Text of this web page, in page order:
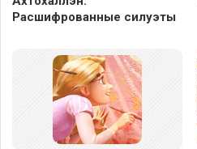
Расшифрованные силуэты